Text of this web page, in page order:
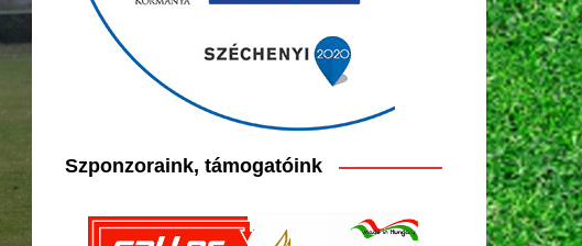
Szponzoraink, támogatóink